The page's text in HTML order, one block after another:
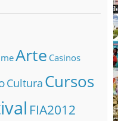
Arte Casinos
Cultura Cursos
FIA2012